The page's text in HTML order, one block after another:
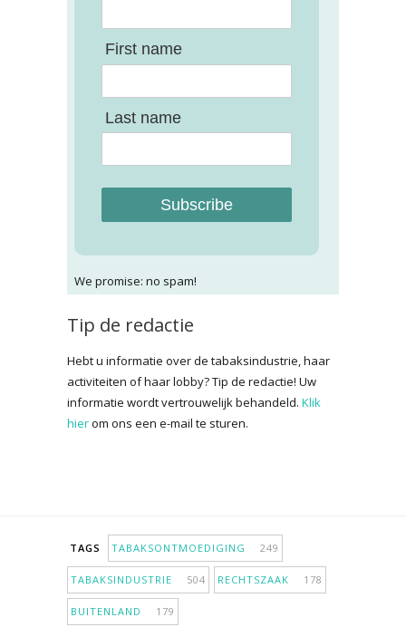
First name
Last name
Subscribe
We promise: no spam!
Tip de redactie
Hebt u informatie over de tabaksindustrie, haar
activiteiten of haar lobby? Tip de redactie! Uw
informatie wordt vertrouwelijk behandeld. Klik
hierom ons een e-mail te sturen.
TAGS TABAKSONTMOEDIGING 249
TABAKSINDUSTRIE 504 RECHTSZAAK 178
BUITENLAND 179